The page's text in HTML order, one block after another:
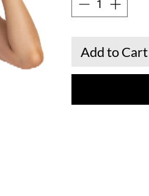
Add to Cart